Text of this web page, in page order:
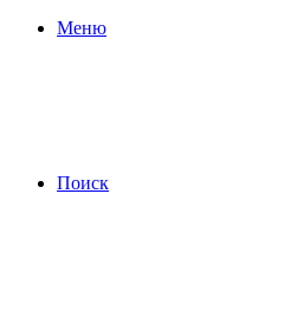
Меню
Поиск